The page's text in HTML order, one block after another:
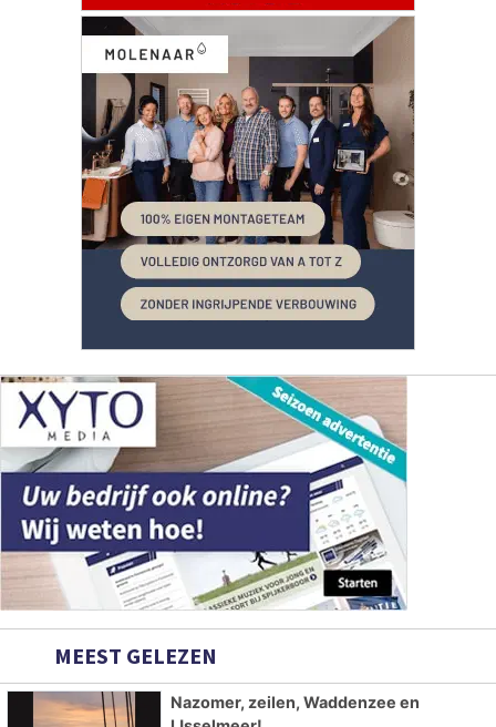
MEEST GELEZEN
Nazomer, zeilen, Waddenzee en